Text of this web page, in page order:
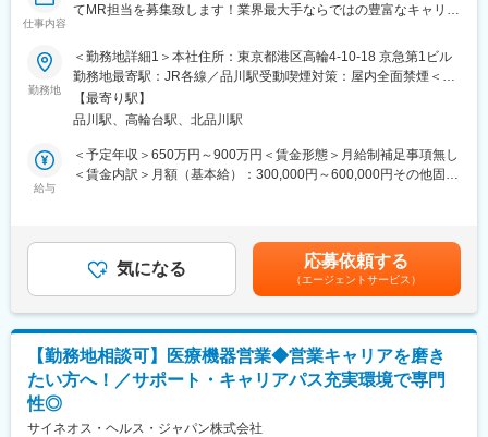
■当社について：当社は米国に本社を置き、世界100以上の国や地
び臨床試験サービスを提供する世界的なリーディングカンパニー
です。当社は、疾患領域、サイエンス、解析における長年の経験
や知識を生かして、様々なサービスを提供し続けています。
仕事内容
てMR担当を募集致します！業界最大手ならではの豊富なキャリア
■具体的な業務詳細
国内トップクラスのプロジェクト受託実績を誇る当社の一員とし
て、医薬品PJなどを中心にクライアントビジネス拡大に貢献して
いただきます。
・担当エリアの訪問医療施設のターゲティング、担当医療施設へ
の訪問計画作成、担当医療施設への訪問、医療従事者とのリレー
ション構築
ーション推進のための研究会・勉強会の立ち上げ、講演会の企
画・運営 等
行採用オファーをお出しいたします
・再配属時は全国勤務が対象となります（希望勤務地は考慮いた
します）
ック・医療機器などの全てのプロジェクトが対象です
勤務地
＜勤務地詳細1＞本社住所：東京都港区高輪4-10-18 京急第1ビル
勤務地最寄駅：JR各線／品川駅受動喫煙対策：屋内全面禁煙＜勤
務地詳細2＞全国住所：全国 ※希望勤務地はアドバイザーにお伝
えください。 受動喫煙対策：屋内全面禁煙変更の範囲：会社の定
【最寄り駅】
品川駅、高輪台駅、北品川駅
給与
＜予定年収＞650万円～900万円＜賃金形態＞月給制補足事項無し
＜賃金内訳＞月額（基本給）：300,000円～600,000円その他固定
手当支給する。【補足】プロジェクト稼働手当(35,000円)、外勤
日当（1日1,500円／外勤3.5時間以上）■変動賞与制（6月・12
月・3月）※平均実績6ヶ月分■インセンティブ：3月（対象者）賃
金はあくまでも目安の金額であり、選考を通じて上下する可能性
があります。月給(月額)は固定手当を含めた表記です。
気になる 応募依頼する
（エージェントサービス）
【勤務地相談可】医療機器営業◆営業キャリアを磨き
たい方へ！／サポート・キャリアパス充実環境で専門
性◎
サイネオス・ヘルス・ジャパン株式会社